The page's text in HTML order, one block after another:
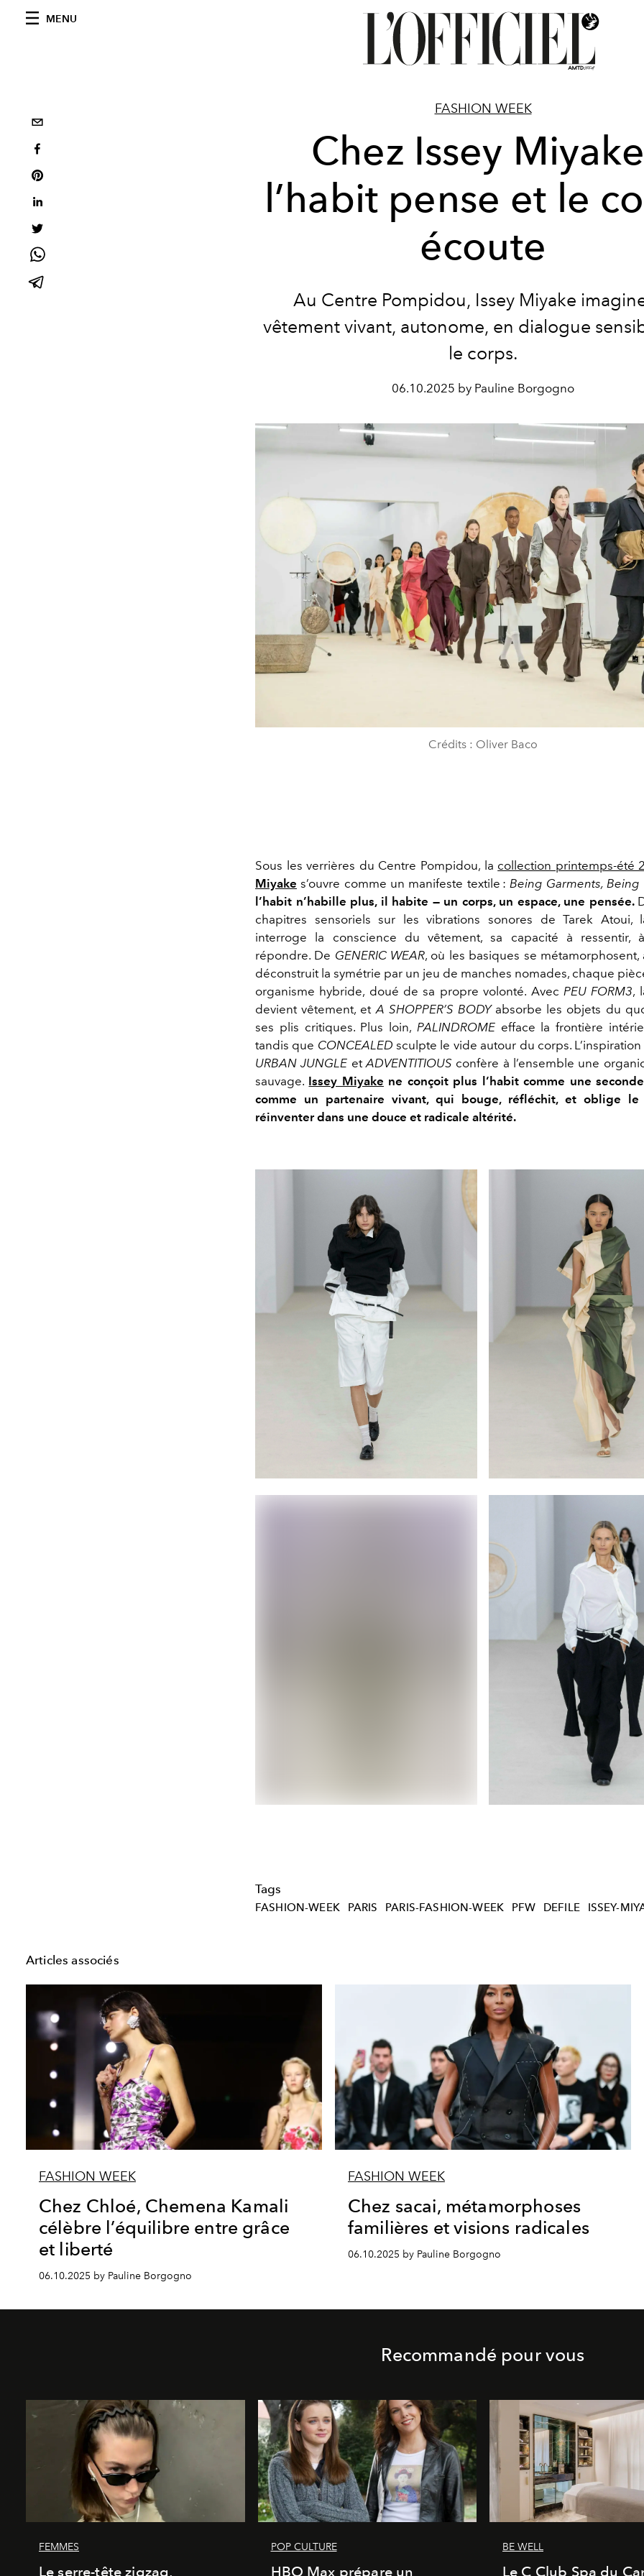
MENU
FASHION WEEK
Chez Issey
l’habit pense et le
écoute
Au Centre Pompidou, Issey Miyake
vêtement vivant, autonome, en dialogue
le corps.
06.10.2025 by Pauline Borgogno
Crédits : Oliver Baco
Sous les verrières du Centre Pompidou, la collection printemps-été
Miyake s’ouvre comme un manifeste textile : Being Garments, Being
l’habit n’habille plus, il habite — un corps, un espace, une pensée.
chapitres sensoriels sur les vibrations sonores de Tarek Atoui,
interroge la conscience du vêtement, sa capacité à ressentir,
répondre. De GENERIC WEAR, où les basiques se
déconstruit la symétrie par un jeu de manches nomades, chaque
organisme hybride, doué de sa propre volonté. Avec PEU FORM3,
devient vêtement, et A SHOPPER’S BODYabsorbe les objets du
ses plis critiques. Plus loin, PALINDROMEefface la frontière
tandis que CONCEALED sculpte le vide autour du corps.
URBAN JUNGLE etADVENTITIOUS confère à l’ensemble une
sauvage. Issey Miyake ne conçoit plus l’habit comme une
comme un partenaire vivant, qui bouge, réfléchit, et oblige
réinventer dans une douce et radicale altérité.
Tags
FASHION-WEEK PARIS PARIS-FASHION-WEEK PFW DEFILE ISSEY-
Articles associés
FASHION WEEK
Chez Chloé, Chemena Kamali
célèbre l’équilibre entre grâce
et liberté
06.10.2025 by Pauline Borgogno
FASHION WEEK
Chez sacai, métamorphoses
familières et visions radicales
06.10.2025 by Pauline Borgogno
Recommandé pour vous
FEMMES
Le serre-tête zigzag,
POP CULTURE
HBO Max prépare un
BE WELL
Le C Club Spa du